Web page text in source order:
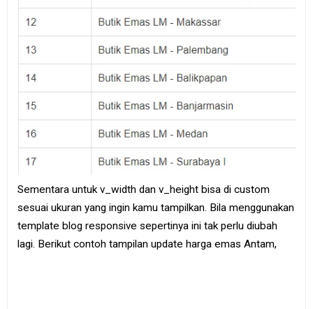
Sementara untuk v_width dan v_height bisa di custom
sesuai ukuran yang ingin kamu tampilkan. Bila menggunakan
template blog responsive sepertinya ini tak perlu diubah
lagi. Berikut contoh tampilan update harga emas Antam,